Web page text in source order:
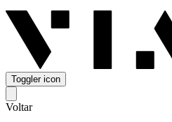
Toggler icon
Voltar